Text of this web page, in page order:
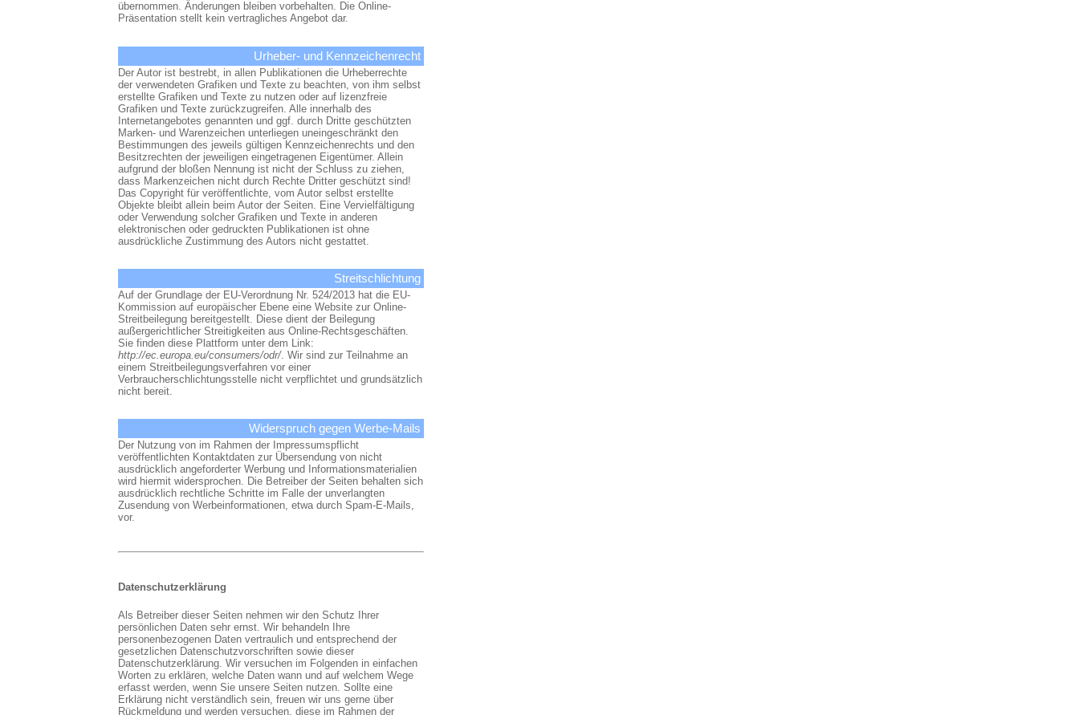
übernommen. Änderungen bleiben vorbehalten. Die Online-
Präsentation stellt kein vertragliches Angebot dar.
Urheber- und Kennzeichenrecht
Der Autor ist bestrebt, in allen Publikationen die Urheberrechte
der verwendeten Grafiken und Texte zu beachten, von ihm selbst
erstellte Grafiken und Texte zu nutzen oder auf lizenzfreie
Grafiken und Texte zurückzugreifen. Alle innerhalb des
Internetangebotes genannten und ggf. durch Dritte geschützten
Marken- und Warenzeichen unterliegen uneingeschränkt den
Bestimmungen des jeweils gültigen Kennzeichenrechts und den
Besitzrechten der jeweiligen eingetragenen Eigentümer. Allein
aufgrund der bloßen Nennung ist nicht der Schluss zu ziehen,
dass Markenzeichen nicht durch Rechte Dritter geschützt sind!
Das Copyright für veröffentlichte, vom Autor selbst erstellte
Objekte bleibt allein beim Autor der Seiten. Eine Vervielfältigung
oder Verwendung solcher Grafiken und Texte in anderen
elektronischen oder gedruckten Publikationen ist ohne
ausdrückliche Zustimmung des Autors nicht gestattet.
Streitschlichtung
Auf der Grundlage der EU-Verordnung Nr. 524/2013 hat die EU-
Kommission auf europäischer Ebene eine Website zur Online-
Streitbeilegung bereitgestellt. Diese dient der Beilegung
außergerichtlicher Streitigkeiten aus Online-Rechtsgeschäften.
Sie finden diese Plattform unter dem Link:
http://ec.europa.eu/consumers/odr/. Wir sind zur Teilnahme an
einem Streitbeilegungsverfahren vor einer
Verbraucherschlichtungsstelle nicht verpflichtet und grundsätzlich
nicht bereit.
Widerspruch gegen Werbe-Mails
Der Nutzung von im Rahmen der Impressumspflicht
veröffentlichten Kontaktdaten zur Übersendung von nicht
ausdrücklich angeforderter Werbung und Informationsmaterialien
wird hiermit widersprochen. Die Betreiber der Seiten behalten sich
ausdrücklich rechtliche Schritte im Falle der unverlangten
Zusendung von Werbeinformationen, etwa durch Spam-E-Mails,
vor.
Datenschutzerklärung
Als Betreiber dieser Seiten nehmen wir den Schutz Ihrer
persönlichen Daten sehr ernst. Wir behandeln Ihre
personenbezogenen Daten vertraulich und entsprechend der
gesetzlichen Datenschutzvorschriften sowie dieser
Datenschutzerklärung. Wir versuchen im Folgenden in einfachen
Worten zu erklären, welche Daten wann und auf welchem Wege
erfasst werden, wenn Sie unsere Seiten nutzen. Sollte eine
Erklärung nicht verständlich sein, freuen wir uns gerne über
Rückmeldung und werden versuchen, diese im Rahmen der